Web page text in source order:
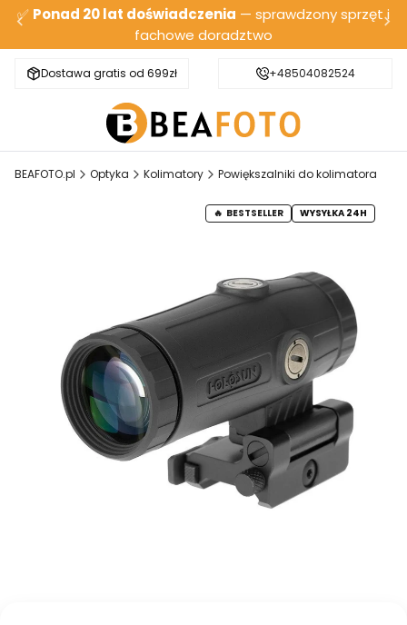
✅ Ponad 20 lat doświadczenia — sprawdzony sprzęt i
fachowe doradztwo
Dostawa gratis od 699zł Bezpieczna wysyłka
+48504082524
BEAFOTO.pl Optyka Kolimatory Powiększalniki do kolimatora
BESTSELLER WYSYŁKA 24H